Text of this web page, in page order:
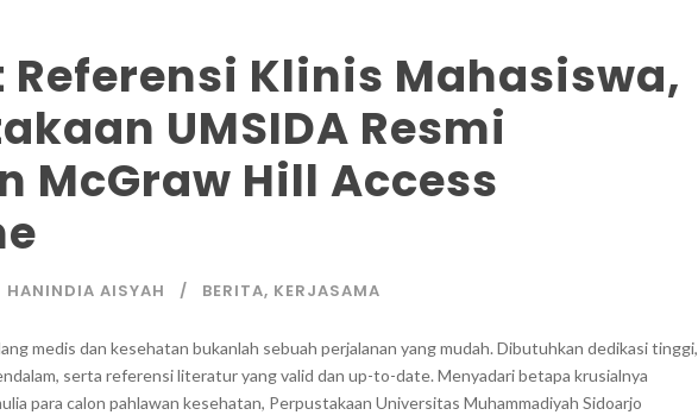
Referensi Klinis Mahasiswa,
UMSIDA Resmi
McGraw Hill Access
HANINDIA AISYAH BERITA, KERJASAMA
medis dan kesehatan bukanlah sebuah perjalanan yang mudah. Dibutuhkan dedikasi tinggi,
serta referensi literatur yang valid dan up-to-date. Menyadari betapa krusialnya
para calon pahlawan kesehatan, Perpustakaan Universitas Muhammadiyah Sidoarjo